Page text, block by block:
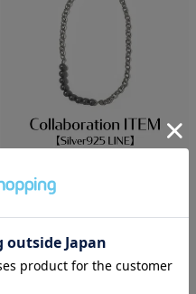
Necklace【Silver925 LINE】